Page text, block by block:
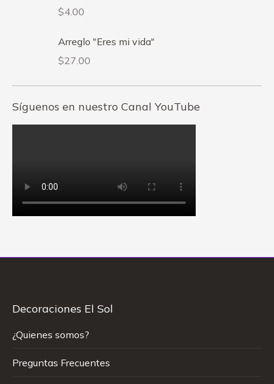
$4.00
Arreglo "Eres mi vida"
$27.00
Síguenos en nuestro Canal YouTube
Decoraciones El Sol
¿Quienes somos?
Preguntas Frecuentes